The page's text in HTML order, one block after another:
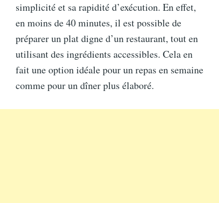
simplicité et sa rapidité d’exécution. En effet,
en moins de 40 minutes, il est possible de
préparer un plat digne d’un restaurant, tout en
utilisant des ingrédients accessibles. Cela en
fait une option idéale pour un repas en semaine
comme pour un dîner plus élaboré.